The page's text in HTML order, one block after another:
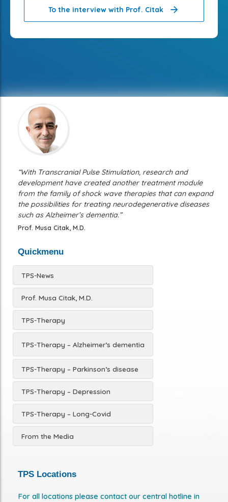
To the interview with Prof. Citak
“With Transcranial Pulse Stimulation, research and
development have created another treatment module
from the family of shock wave therapies that can expand
the possibilities for treating neurodegenerative diseases
such as Alzheimer’s dementia.”
Prof. Musa Citak, M.D.
Quickmenu
TPS-News
Prof. Musa Citak, M.D.
TPS-Therapy
TPS-Therapy – Alzheimer’s dementia
TPS-Therapy – Parkinson’s disease
TPS-Therapy – Depression
TPS-Therapy – Long-Covid
From the Media
TPS Locations
For all locations please contact our central hotline in